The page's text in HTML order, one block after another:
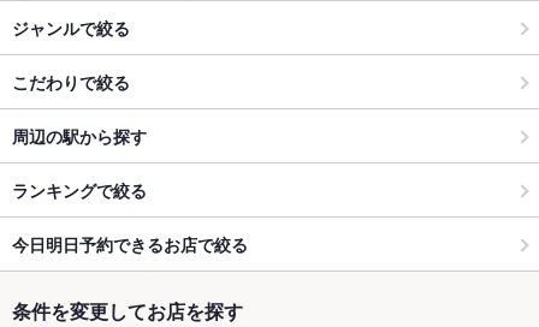
ジャンルで絞る
こだわりで絞る
周辺の駅から探す
ランキングで絞る
今日明日予約できるお店で絞る
条件を変更してお店を探す